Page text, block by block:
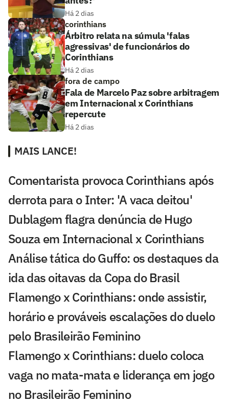
Há 2 dias
corinthians
Árbitro relata na súmula 'falas
agressivas' de funcionários do
Corinthians
Há 2 dias
fora de campo
Fala de Marcelo Paz sobre arbitragem
em Internacional x Corinthians
repercute
Há 2 dias
MAIS LANCE!
Comentarista provoca Corinthians após
derrota para o Inter: 'A vaca deitou'
Dublagem flagra denúncia de Hugo
Souza em Internacional x Corinthians
Análise tática do Guffo: os destaques da
ida das oitavas da Copa do Brasil
Flamengo x Corinthians: onde assistir,
horário e prováveis escalações do duelo
pelo Brasileirão Feminino
Flamengo x Corinthians: duelo coloca
vaga no mata-mata e liderança em jogo
no Brasileirão Feminino